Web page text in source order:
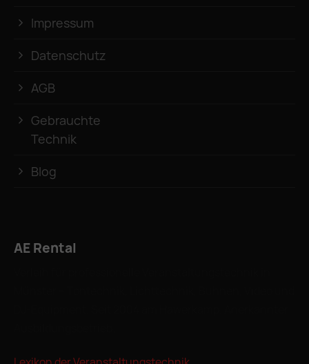
Impressum
Datenschutz
AGB
Gebrauchte
Technik
Blog
AE Rental